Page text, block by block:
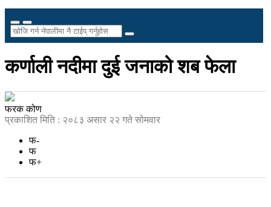
कर्णाली नदीमा दुई जनाको शब फेला
फरक कोण
प्रकाशित मिति : २०८३ असार २२ गते सोमवार
फ-
फ
फ+